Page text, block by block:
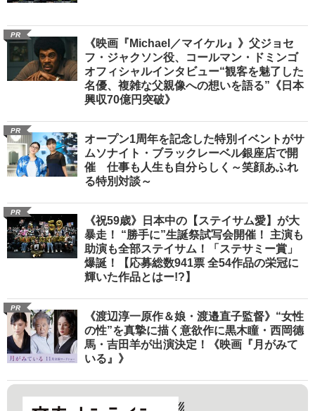
PR
《映画『Michael／マイケル』》父ジョセ
フ・ジャクソン役、コールマン・ドミンゴ
オフィシャルインタビュー“観客を魅了した
名優、複雑な父親像への想いを語る”《日本
興収70億円突破》
PR
オープン1周年を記念した特別イベントがサ
ムソナイト・ブラックレーベル銀座店で開
催 仕事も人生も自分らしく～笑顔あふれ
る特別対談～
PR
《祝59歳》日本中の【ステイサム愛】が大
暴走！ “勝手に”生誕祭試写会開催！ 主演も
助演も全部ステイサム！「ステサミー賞」
爆誕！【応募総数941票 全54作品の栄冠に
輝いた作品とはー!?】
PR
《渡辺淳一原作＆娘・渡邉直子監督》“女性
の性”を真摯に描く意欲作に黒木瞳・西岡德
馬・吉田羊が出演決定！《映画『月がみて
いる』》